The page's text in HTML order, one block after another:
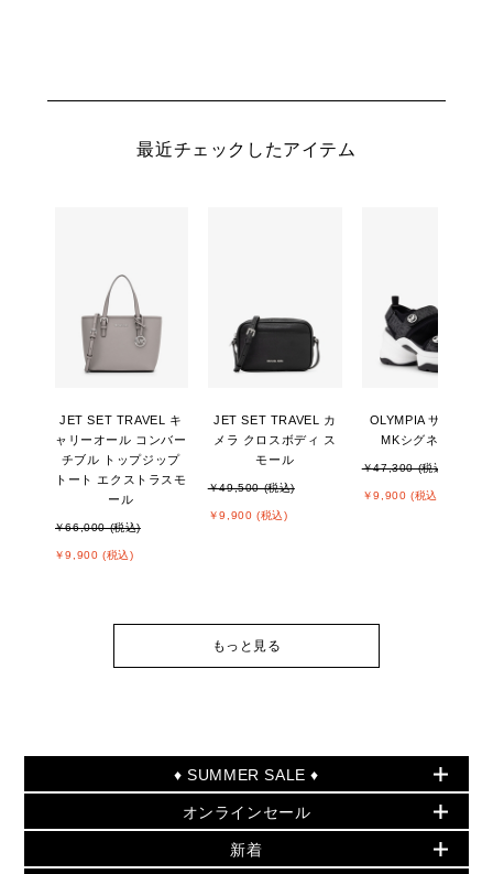
最近チェックしたアイテム
JET SET TRAVEL キ
ャリーオール コンバー
チブル トップジップ
トート エクストラスモ
ール
￥66,000 (税込)
￥9,900 (税込)
JET SET TRAVEL カ
メラ クロスボディ ス
モール
￥49,500 (税込)
￥9,900 (税込)
OLYMPIA サンダル -
MKシグネチャー
￥47,300 (税込)
￥9,900 (税込)
もっと見る
♦ SUMMER SALE ♦
セールおすすめアイテム
▶ ウィメンズ
オンラインセール
PRODUCT OF THE MONTH - 今月の特別価格
新着